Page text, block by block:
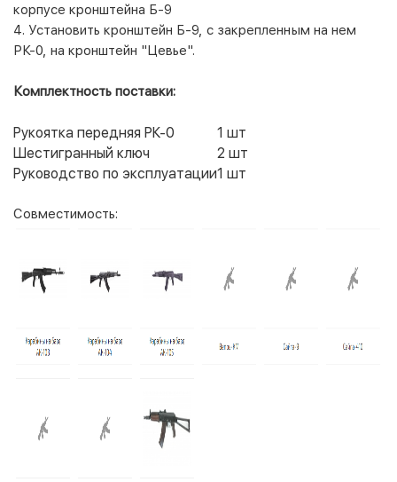
корпусе кронштейна Б-9
4. Установить кронштейн Б-9, с закрепленным на нем
РК-0, на кронштейн "Цевье".
Комплектность поставки:
Рукоятка передняя РК-0
1 шт
Шестигранный ключ
2 шт
Руководство по эксплуатации1 шт
Совместимость: